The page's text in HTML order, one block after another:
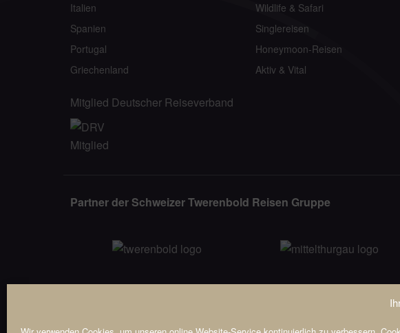
Italien
Spanien
Portugal
Griechenland
Wildlife & Safari
Singlereisen
Honeymoon-Reisen
Aktiv & Vital
Mitglied Deutscher Reiseverband
Partner der Schweizer Twerenbold Reisen Gruppe